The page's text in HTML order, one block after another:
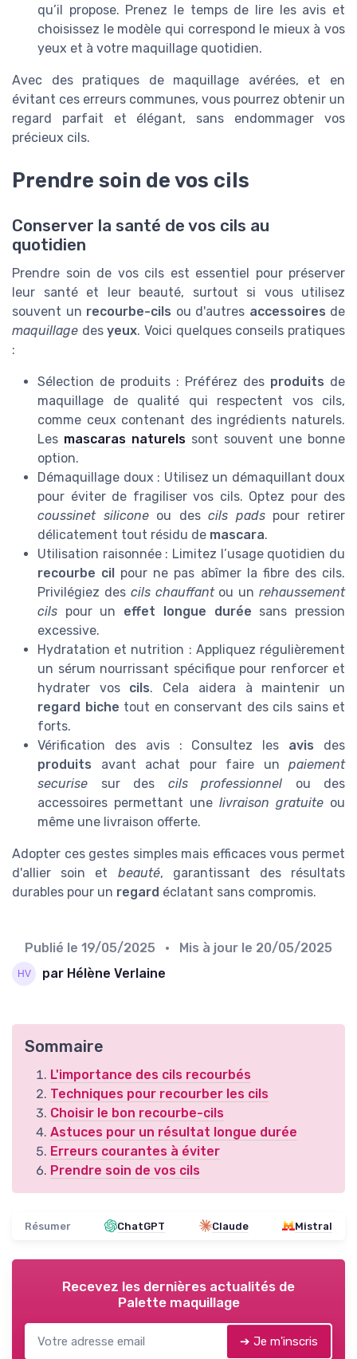
qu’il propose. Prenez le temps de lire les avis et
choisissez le modèle qui correspond le mieux à vos
yeux et à votre maquillage quotidien.
Avec des pratiques de maquillage avérées, et en
évitant ces erreurs communes, vous pourrez obtenir un
regard parfait et élégant, sans endommager vos
précieux cils.
Prendre soin de vos cils
Conserver la santé de vos cils au
quotidien
Prendre soin de vos cils est essentiel pour préserver
leur santé et leur beauté, surtout si vous utilisez
souvent un recourbe-cils ou d'autres accessoires de
maquillage desyeux. Voici quelques conseils pratiques
:
Sélection de produits : Préférez des produits de
maquillage de qualité qui respectent vos cils,
comme ceux contenant des ingrédients naturels.
Les mascaras naturels sont souvent une bonne
option.
Démaquillage doux : Utilisez un démaquillant doux
pour éviter de fragiliser vos cils. Optez pour des
coussinet siliconeou descils padspour retirer
délicatement tout résidu de mascara.
Utilisation raisonnée : Limitez l’usage quotidien du
recourbe cil pour ne pas abîmer la fibre des cils.
Privilégiez des cils chauffantou unrehaussement
cils pour un effet longue durée sans pression
excessive.
Hydratation et nutrition : Appliquez régulièrement
un sérum nourrissant spécifique pour renforcer et
hydrater vos cils. Cela aidera à maintenir un
regard biche tout en conservant des cils sains et
forts.
Vérification des avis : Consultez les avis des
produits avant achat pour faire un paiement
securise sur des cils professionnel ou des
accessoires permettant une livraison gratuite ou
même une livraison offerte.
Adopter ces gestes simples mais efficaces vous permet
d'allier soin et beauté, garantissant des résultats
durables pour un regard éclatant sans compromis.
Publié le 19/05/2025 • Mis à jour le 20/05/2025
par Hélène Verlaine
Sommaire
L'importance des cils recourbés
Techniques pour recourber les cils
Choisir le bon recourbe-cils
Astuces pour un résultat longue durée
Erreurs courantes à éviter
Prendre soin de vos cils
Résumer ChatGPT Claude Mistral
Recevez les dernières actualités de
Palette maquillage
➔ Je m'inscris